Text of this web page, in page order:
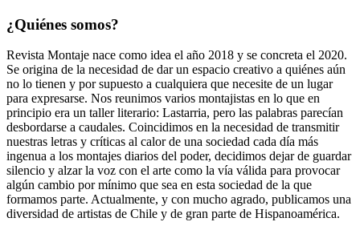
¿Quiénes somos?
Revista Montaje nace como idea el año 2018 y se concreta el 2020.
Se origina de la necesidad de dar un espacio creativo a quiénes aún
no lo tienen y por supuesto a cualquiera que necesite de un lugar
para expresarse. Nos reunimos varios montajistas en lo que en
principio era un taller literario: Lastarria, pero las palabras parecían
desbordarse a caudales. Coincidimos en la necesidad de transmitir
nuestras letras y críticas al calor de una sociedad cada día más
ingenua a los montajes diarios del poder, decidimos dejar de guardar
silencio y alzar la voz con el arte como la vía válida para provocar
algún cambio por mínimo que sea en esta sociedad de la que
formamos parte. Actualmente, y con mucho agrado, publicamos una
diversidad de artistas de Chile y de gran parte de Hispanoamérica.